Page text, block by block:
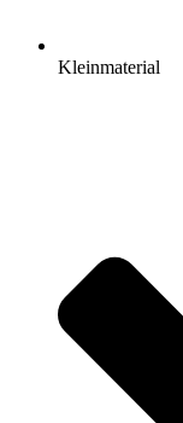
Kleinmaterial